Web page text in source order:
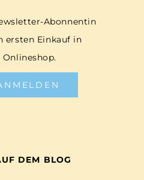
Abonnentin
ersten Einkauf in
DEM BLOG